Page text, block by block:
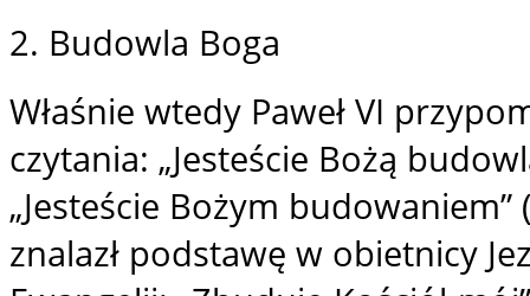
2. Budowla Boga
Właśnie wtedy Paweł VI
czytania: „Jesteście Bożą
„Jesteście Bożym
znalazł podstawę w obietnicy